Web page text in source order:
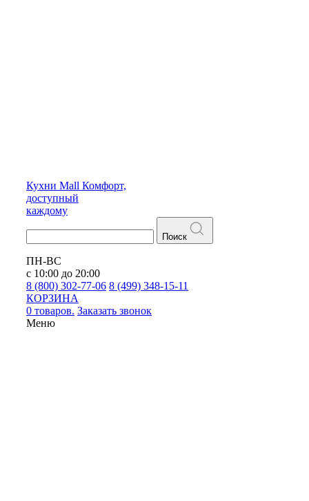
Кухни Mall Комфорт,
доступный
каждому
Поиск
ПН-ВС
с 10:00 до 20:00
8 (800) 302-77-06 8 (499) 348-15-11
КОРЗИНА
0 товаров. Заказать звонок
Меню